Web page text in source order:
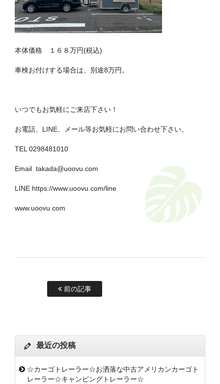
本体価格 １６８万円(税込)
車検お付けする場合は、別途8万円。
いつでもお気軽にご来店下さい！
お電話、LINE、メール等お気軽にお問い合わせ下さい。
TEL 0298481010
Email takada@uoovu.com
LINE https://www.uoovu.com/line
www.uoovu.com
前の記事
最近の投稿
☆カーゴトレーラー☆お洒落な中古アメリカンカーゴト
レーラー☆キャンピングトレーラー☆